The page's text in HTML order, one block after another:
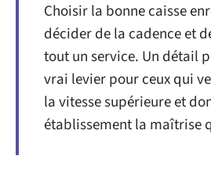
Choisir la bonne caisse
décider de la cadence et
tout un service. Un détail
vrai levier pour ceux qui
la vitesse supérieure et
établissement la maîtrise